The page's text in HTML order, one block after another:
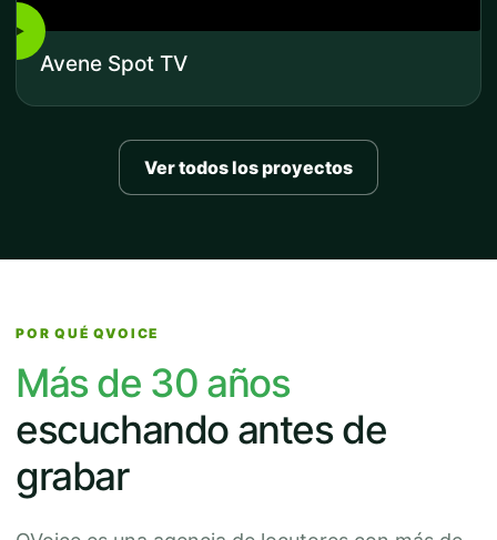
▶
Avene Spot TV
Ver todos los proyectos
POR QUÉ QVOICE
Más de 30 años
escuchando antes de
grabar